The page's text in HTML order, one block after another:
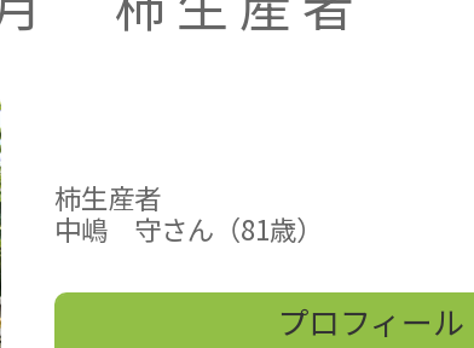
柿生産者
中嶋 守さん（81歳）
プロフィール